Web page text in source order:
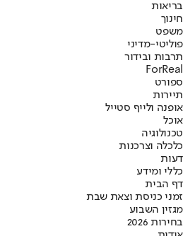
בריאות
חינוך
משפט
פוליטי-מדיני
תרבות ובידור
ForReal
ספורט
תיירות
אופנה ולייף סטייל
אוכל
טכנולוגיה
כלכלה וצרכנות
דעות
כללי ומידע
דף הבית
זמני כניסת וצאת שבת
מגזין השבוע
בחירות 2026